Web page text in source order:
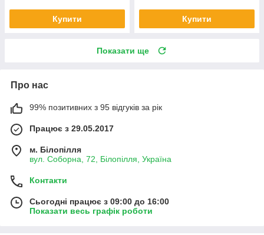
Купити Купити
Показати ще
Про нас
99% позитивних з 95 відгуків за рік
Працює з 29.05.2017
м. Білопілля
вул. Соборна, 72, Білопілля, Україна
Контакти
Сьогодні працює з 09:00 до 16:00
Показати весь графік роботи